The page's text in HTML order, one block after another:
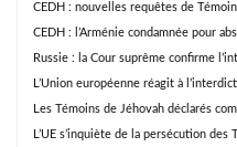
CEDH : nouvelles requêtes de
CEDH : l’Arménie condamnée pour
Russie : la Cour suprême confirme
L’Union européenne réagit à
Les Témoins de Jéhovah déclarés
L’UE s’inquiète de la persécution